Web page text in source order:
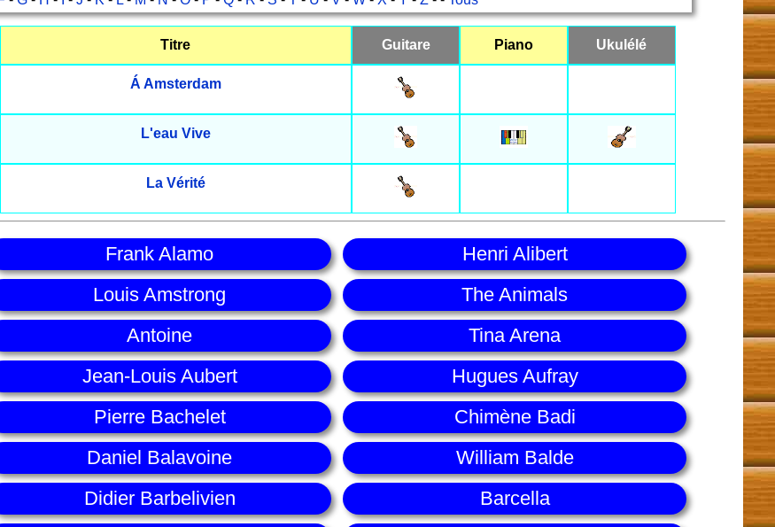
Titre Guitare Piano Ukulélé
Á Amsterdam
L'eau Vive
La Vérité
Frank Alamo
Henri Alibert
Louis Amstrong
The Animals
Antoine
Tina Arena
Jean-Louis Aubert
Hugues Aufray
Pierre Bachelet
Chimène Badi
Daniel Balavoine
William Balde
Didier Barbelivien
Barcella